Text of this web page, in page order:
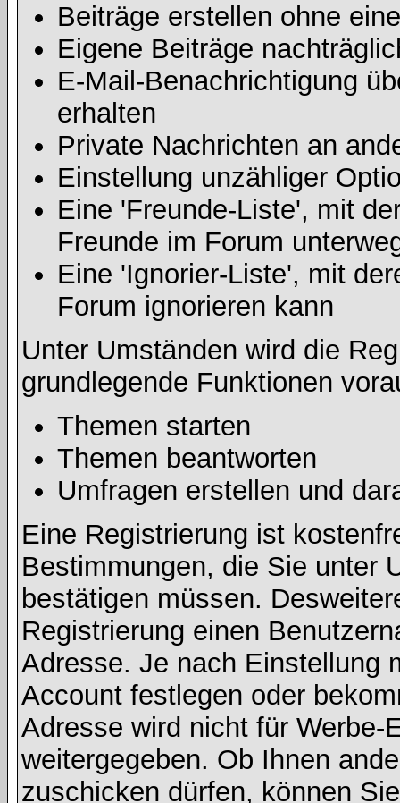
Beiträge erstellen ohne
Eigene Beiträge
E-Mail-Benachrichtigung
erhalten
Private Nachrichten an
Einstellung unzähliger
Eine 'Freunde-Liste', mit
Freunde im Forum
Eine 'Ignorier-Liste', mit
Forum ignorieren kann
Unter Umständen wird die
grundlegende Funktionen
Themen starten
Themen beantworten
Umfragen erstellen und
Eine Registrierung ist
Bestimmungen, die Sie unter
bestätigen müssen.
Registrierung einen
Adresse. Je nach Einstellung
Account festlegen oder
Adresse wird nicht für
weitergegeben. Ob Ihnen
zuschicken dürfen, können